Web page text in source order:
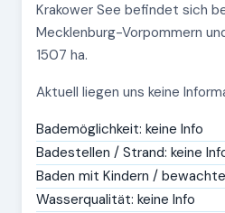
Krakower See befindet sich
Mecklenburg-Vorpommern
1507 ha.
Aktuell liegen uns keine
Bademöglichkeit: keine Info
Badestellen / Strand: keine
Baden mit Kindern /
Wasserqualität: keine Info